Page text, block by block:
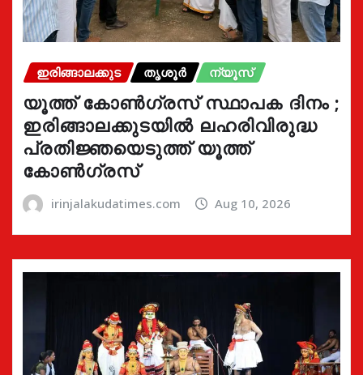
ഇരിങ്ങാലക്കുട തൃശൂർ ന്യൂസ്
യൂത്ത് കോൺഗ്രസ്‌ സ്ഥാപക ദിനം ;
ഇരിങ്ങാലക്കുടയിൽ ലഹരിവിരുദ്ധ
പ്രതിജ്ഞയെടുത്ത് യൂത്ത്
കോൺഗ്രസ്
irinjalakudatimes.com Aug 10, 2026